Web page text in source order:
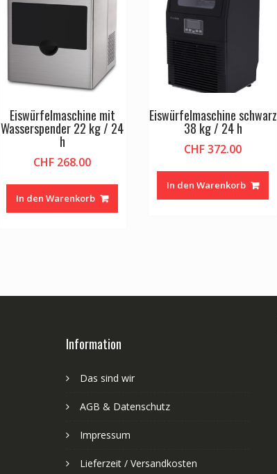
Eiswürfelmaschine mit
Wasserspender 22 kg / 24
h
CHF 268.00
In den Warenkorb
Eiswürfelmaschine schwarz
38 kg / 24 h
CHF372.00
In den Warenkorb
Information
Das sind wir
AGB & Datenschutz
Impressum
Lieferzeit / Versandkosten